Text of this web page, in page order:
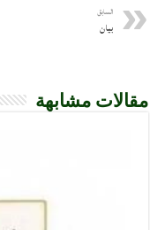
السابق
بيان
مقالات مشابهة